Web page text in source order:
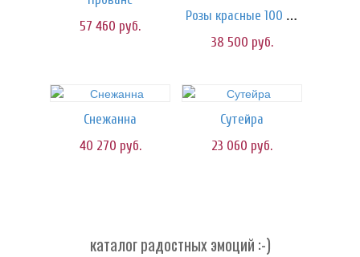
57 460 руб.
Розы красные 100 см.
38 500 руб.
Снежанна
40 270 руб.
Сутейра
23 060 руб.
каталог радостных эмоций :-)